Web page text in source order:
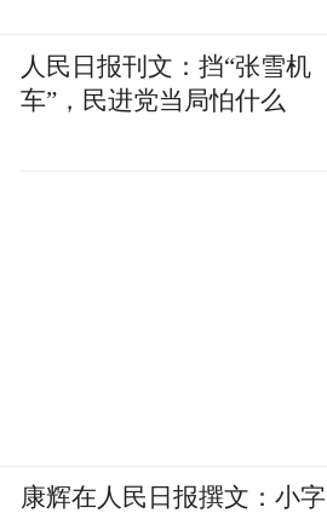
人民日报刊文：挡“张雪机
车”，民进党当局怕什么
康辉在人民日报撰文：小字